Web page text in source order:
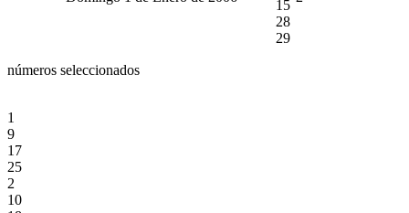
15
28
29
números seleccionados
1
9
17
25
2
10